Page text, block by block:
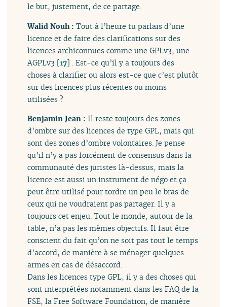
le but, justement, de ce partage.
Walid Nouh :Tout à l’heure tu parlais d’une
licence et de faire des clarifications sur des
licences archiconnues comme une GPLv3, une
AGPLv3 [17] . Est-ce qu’il y a toujours des
choses à clarifier ou alors est-ce que c’est plutôt
sur des licences plus récentes ou moins
utilisées ?
Benjamin Jean :Il reste toujours des zones
d’ombre sur des licences de type GPL, mais qui
sont des zones d’ombre volontaires. Je pense
qu’il n’y a pas forcément de consensus dans la
communauté des juristes là-dessus, mais la
licence est aussi un instrument de négo et ça
peut être utilisé pour tordre un peu le bras de
ceux qui ne voudraient pas partager. Il y a
toujours cet enjeu. Tout le monde, autour de la
table, n’a pas les mêmes objectifs. Il faut être
conscient du fait qu’on ne soit pas tout le temps
d’accord, de manière à se ménager quelques
armes en cas de désaccord.
Dans les licences type GPL, il y a des choses qui
sont interprétées notamment dans les FAQ de la
FSE, la Free Software Foundation, de manière